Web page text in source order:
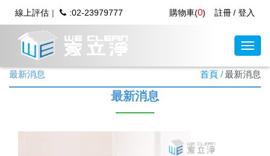
線上評估 :02-23979777 註冊 登入
購物車(0)
最新消息 首頁 最新消息
最新消息